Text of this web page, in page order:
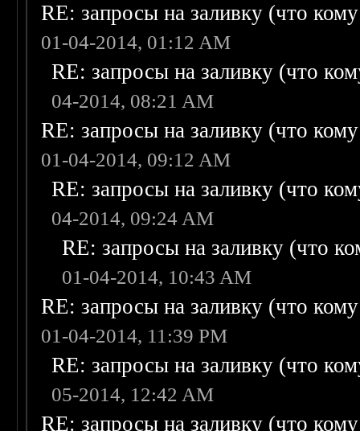
RE: запросы на заливку (что
01-04-2014, 01:12 AM
RE: запросы на заливку (что
04-2014, 08:21 AM
RE: запросы на заливку (что
01-04-2014, 09:12 AM
RE: запросы на заливку (что
04-2014, 09:24 AM
RE: запросы на заливку (что
01-04-2014, 10:43 AM
RE: запросы на заливку (что
01-04-2014, 11:39 PM
RE: запросы на заливку (что
05-2014, 12:42 AM
RE: запросы на заливку (что